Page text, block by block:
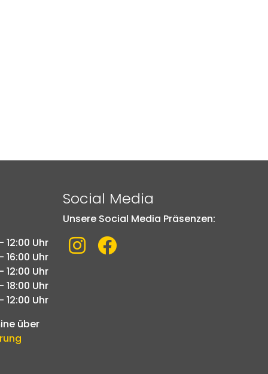
12:00 Uhr
16:00 Uhr
12:00 Uhr
18:00 Uhr
12:00 Uhr
über
Social Media
Unsere Social Media Präsenzen:
Link zu Instagram
Link zu Facebook